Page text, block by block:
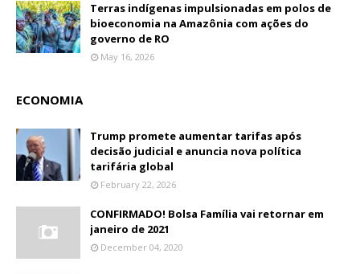
Terras indígenas impulsionadas em polos de
bioeconomia na Amazônia com ações do
governo de RO
May 16, 2026
ECONOMIA
Trump promete aumentar tarifas após
decisão judicial e anuncia nova política
tarifária global
February 22, 2026
CONFIRMADO! Bolsa Família vai retornar em
janeiro de 2021
December 04, 2020